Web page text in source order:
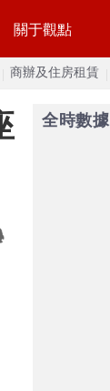
關于觀點
商辦及住房租賃
全時數據